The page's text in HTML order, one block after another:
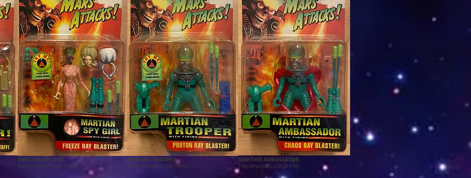
MARTIAN SPY GIRL
Trendmasters USA (1996)
MARTIAN TROOPER
Trendmasters USA (1996)
MARTIAN AMBASSADOR
Trendmasters USA (1996)